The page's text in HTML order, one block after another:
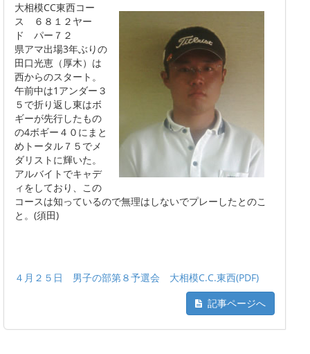
大相模CC東西コー
ス ６８１２ヤー
ド パー７２
県アマ出場3年ぶりの
田口光恵（厚木）は
西からのスタート。
午前中は1アンダー３
５で折り返し東はボ
ギーが先行したもの
の4ボギー４０にまと
めトータル７５でメ
ダリストに輝いた。
アルバイトでキャデ
ィをしており、この
コースは知っているので無理はしないでプレーしたとのこ
と。(須田)
４月２５日 男子の部第８予選会 大相模C.C.東西(PDF)
記事ページへ